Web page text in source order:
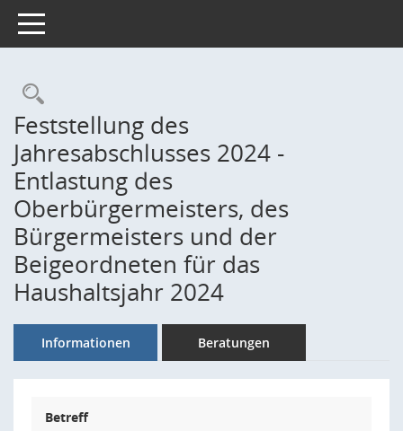
Toggle navigation
Rechercheauswahl
Feststellung des
Jahresabschlusses 2024 -
Entlastung des
Oberbürgermeisters, des
Bürgermeisters und der
Beigeordneten für das
Haushaltsjahr 2024
Informationen Beratungen
Betreff